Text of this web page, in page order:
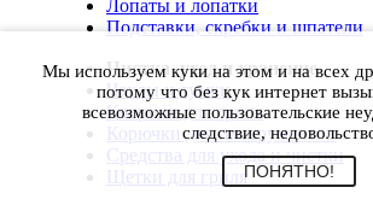
Лопаты и лопатки
Подставки, скребки и шпатели
Чистка, уход и хранение
Чехлы и сумки
Коврики для гриля
Корючки для инструментов
Средства для ухода и чистки
Щетки для гриля
Мы используем куки на этом и на всех
потому что без кук интернет
всевозможные пользовательские
следствие,
ПОНЯТНО!